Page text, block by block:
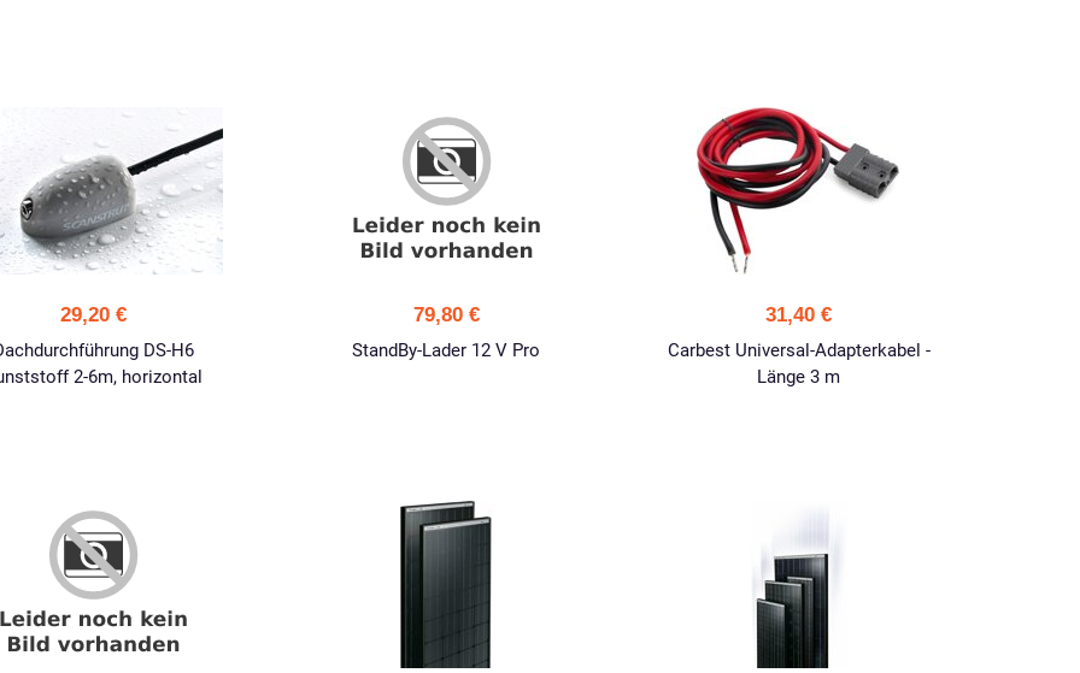
29,20 €
DS-H6
2-6m, horizontal
79,80 €
StandBy-Lader 12 V Pro
31,40 €
Carbest Universal-Adapterkabel -
Länge 3 m